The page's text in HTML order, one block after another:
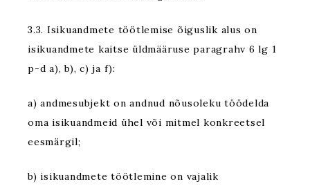
3.3. Isikuandmete töötlemise õiguslik alus on
isikuandmete kaitse üldmääruse paragrahv 6 lg 1
p-d a), b), c) ja f):
a) andmesubjekt on andnud nõusoleku töödelda
oma isikuandmeid ühel või mitmel konkreetsel
eesmärgil;
b) isikuandmete töötlemine on vajalik